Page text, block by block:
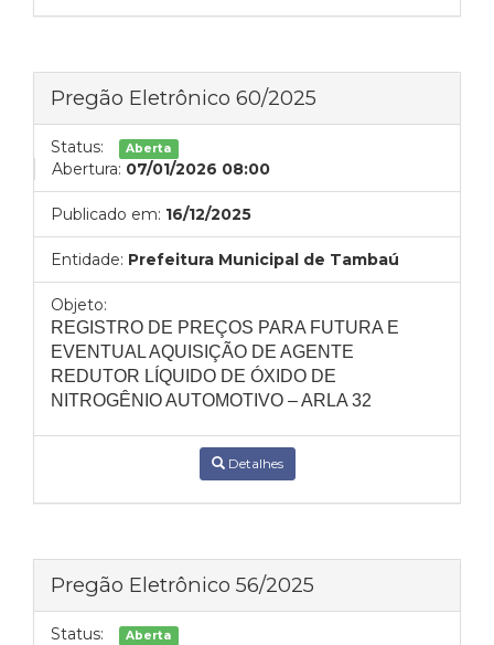
Pregão Eletrônico 60/2025
Status: Aberta
Abertura: 07/01/2026 08:00
Publicado em: 16/12/2025
Entidade: Prefeitura Municipal de Tambaú
Objeto:
REGISTRO DE PREÇOS PARA FUTURA E
EVENTUAL AQUISIÇÃO DE AGENTE
REDUTOR LÍQUIDO DE ÓXIDO DE
NITROGÊNIO AUTOMOTIVO – ARLA 32
Detalhes
Pregão Eletrônico 56/2025
Status: Aberta